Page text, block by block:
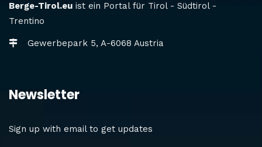
Berge-Tirol.eu ist ein Portal für Tirol - Südtirol -
Trentino
Gewerbepark 5, A-6068 Austria
Newsletter
Sign up with email to get updates